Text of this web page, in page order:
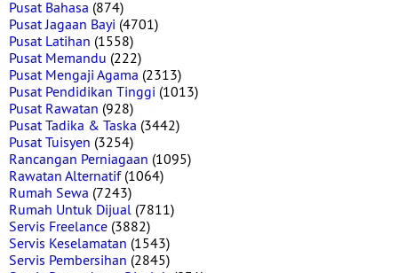
Pusat Bahasa (874)
Pusat Jagaan Bayi (4701)
Pusat Latihan (1558)
Pusat Memandu (222)
Pusat Mengaji Agama (2313)
Pusat Pendidikan Tinggi (1013)
Pusat Rawatan (928)
Pusat Tadika & Taska (3442)
Pusat Tuisyen (3254)
Rancangan Perniagaan (1095)
Rawatan Alternatif(1064)
Rumah Sewa (7243)
Rumah Untuk Dijual (7811)
Servis Freelance (3882)
Servis Keselamatan (1543)
Servis Pembersihan (2845)